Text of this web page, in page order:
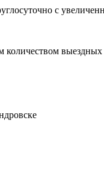
с
количеством выездных